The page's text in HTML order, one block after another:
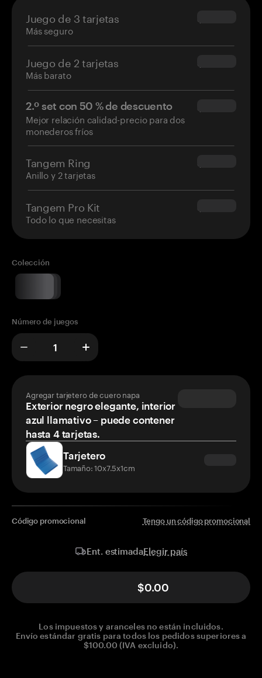
Juego de 3 tarjetas
Más seguro
$69.90
Juego de 2 tarjetas
Más barato
$54.90
2.º set con 50 % de descuento
Mejor relación calidad-precio para dos
monederos fríos
$34.95
Tangem Ring
Anillo y 2 tarjetas
$160.00
Tangem Pro Kit
Todo lo que necesitas
$180.00
Colección
Número de juegos
Agregar tarjetero de cuero napa
Exterior negro elegante, interior
azul llamativo – puede contener
hasta 4 tarjetas.
Tarjetero
Tamaño: 10x7.5x1cm
Código promocional Tengo un código promocional
Ent. estimadaElegir país
$0.00
Los impuestos y aranceles no están incluidos.
Envío estándar gratis para todos los pedidos superiores a
$100.00 (IVA excluido).